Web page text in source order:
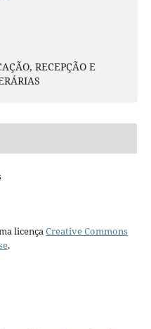
RECEPÇÃO E
licençaCreative Commons
.